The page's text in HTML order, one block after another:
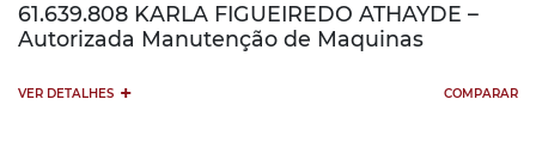
61.639.808 KARLA FIGUEIREDO ATHAYDE –
Autorizada Manutenção de Maquinas
VER DETALHES + COMPARAR